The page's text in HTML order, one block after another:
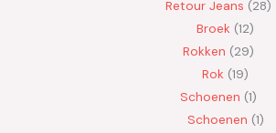
Retour Jeans
28
Broek 12
Rokken
29
Rok 19
Schoenen 1
Schoenen 1